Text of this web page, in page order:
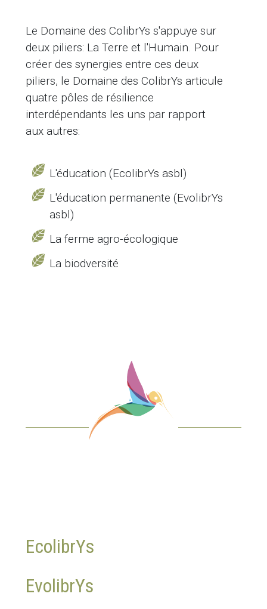
Le Domaine des ColibrYs s'appuye sur
deux piliers: La Terre et l'Humain. Pour
créer des synergies entre ces deux
piliers, le Domaine des ColibrYs articule
quatre pôles de résilience
interdépendants les uns par rapport
aux autres:
L'éducation (EcolibrYs asbl)
L'éducation permanente (EvolibrYs
asbl)
La ferme agro-écologique
La biodversité
EcolibrYs
EvolibrYs